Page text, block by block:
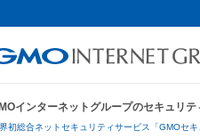
インターネットグループのセキュリテ
初総合ネットセキュリティサービス「GMOセキ